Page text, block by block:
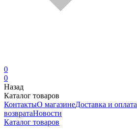
0
0
Назад
Каталог товаров
КонтактыО магазинеДоставка и оплата
возвратаНовости
Каталог товаров